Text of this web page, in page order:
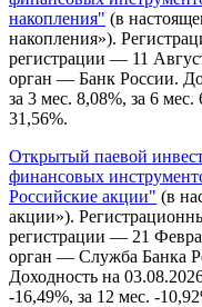
накопления" (в
накопления»).
регистрации — 11
орган — Банк России.
за 3 мес. 8,08%, за 6
31,56%.
Открытый паевой
финансовых
Российские акции" (в
акции»).
регистрации — 21
орган — Служба Банка
Доходность на
-16,49%, за 12 мес. -